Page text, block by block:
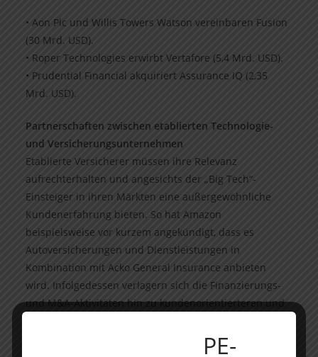
• Aon Plc und Willis Towers Watson vereinbaren Fusion
(30 Mrd. USD).
• Roper Technologies erwirbt Vertafore (5,4 Mrd. USD).
• Prudential Financial akquiriert Assurance IQ (2,35
Mrd. USD).
Partnerschaften zwischen etablierten Technologie-
und Versicherungsunternehmen
Etablierte Versicherer müssen ihre Relevanz
aufrechterhalten und angesichts der „Big Tech“-
Einsteiger in ihren Märkten eine außergewöhnliche
Kundenerfahrung bieten. So hat Amazon
beispielsweise vor kurzem angekündigt, dass es
Autoversicherungen und Dienstleistungen in
Kombination mit Acko General Insurance anbieten
wird. Infolgedessen verlagern sich die Finanzierungs-
und M&A-Aktivitäten hin zu kundenorientierteren und
Versicherungsmöglichkeiten. Etablierte Versicherer
PE-